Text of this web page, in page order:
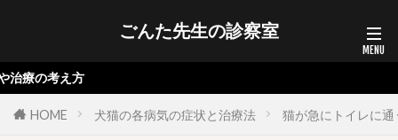
ごんた先生の診察室
HOME 犬猫の各病気の症状と治療法 猫が急にトイレに